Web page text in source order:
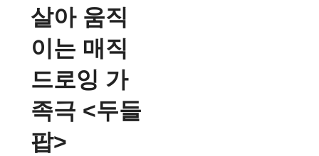
살아 움직
이는 매직
드로잉 가
족극 <두들
팝>